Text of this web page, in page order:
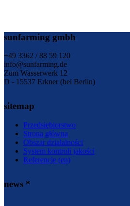
sunfarming gmbh
+49 3362 / 88 59 120
info@sunfarming.de
Zum Wasserwerk 12
D - 15537 Erkner (bei Berlin)
sitemap
Przedsiębiorstwo
Strona główna
Obszar działalności
System kontroli jakości
Referencje (en)
news *